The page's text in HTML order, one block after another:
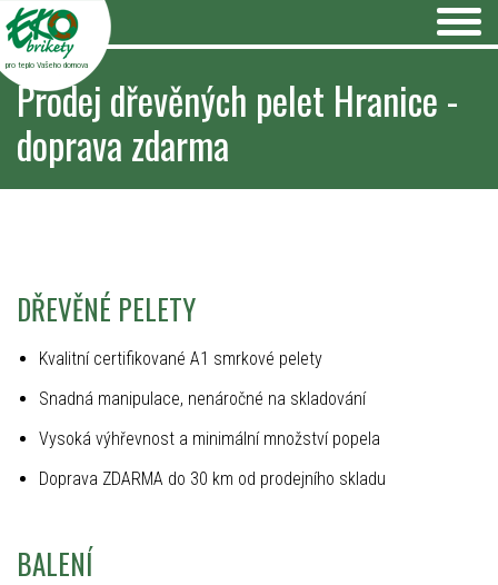
pro teplo Vašeho domova
Prodej dřevěných pelet Hranice -
doprava zdarma
DŘEVĚNÉ PELETY
Kvalitní certifikované A1 smrkové pelety
Snadná manipulace, nenáročné na skladování
Vysoká výhřevnost a minimální množství popela
Doprava ZDARMA do 30 km od prodejního skladu
BALENÍ